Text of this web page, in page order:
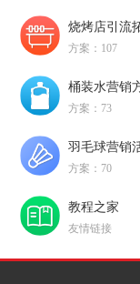
烧烤店引流
方案：107
桶装水营销
方案：73
羽毛球营销
方案：70
教程之家
友情链接